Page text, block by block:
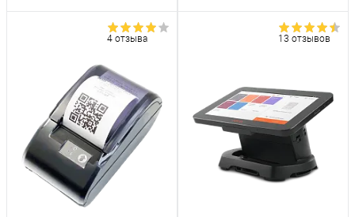
4 отзыва 13 отзывов